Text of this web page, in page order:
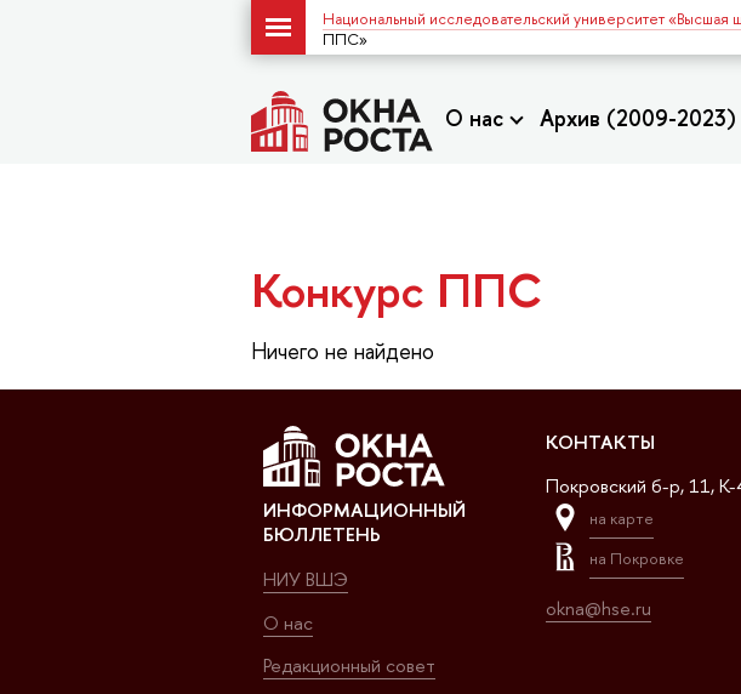
Национальный исследовательский университет «Высшая
ППС»
О нас Архив (2009-2023)
Конкурс ППС
Ничего не найдено
ИНФОРМАЦИОННЫЙ
БЮЛЛЕТЕНЬ
НИУ ВШЭ
О нас
Редакционный совет
КОНТАКТЫ
Покровский б-р, 11,
на карте
на Покровке
okna@hse.ru